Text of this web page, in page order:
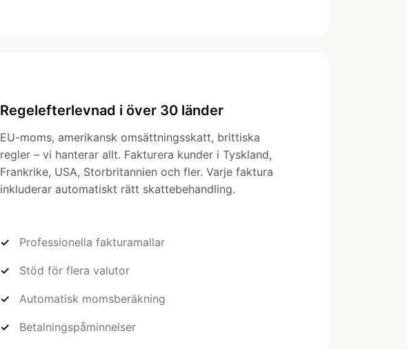
Regelefterlevnad i över 30 länder
EU-moms, amerikansk omsättningsskatt, brittiska
regler – vi hanterar allt. Fakturera kunder i Tyskland,
Frankrike, USA, Storbritannien och fler. Varje faktura
inkluderar automatiskt rätt skattebehandling.
Professionella fakturamallar
Stöd för flera valutor
Automatisk momsberäkning
Betalningspåminnelser